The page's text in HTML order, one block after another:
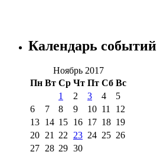
Календарь событий
Ноябрь 2017
Пн Вт Ср Чт Пт Сб Вс
1
2 3 4
5
6
7 8 9 10 11
12
13 14 15 16 17 18 19
20 21 22 23 24 25 26
27 28 29 30